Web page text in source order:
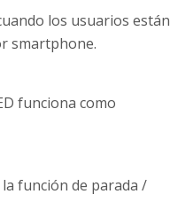
los usuarios están
smartphone.
funciona como
función de parada /